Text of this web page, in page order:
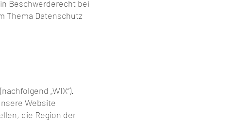
Beschwerderecht bei
Thema Datenschutz
„WIX“).
Website
die Region der